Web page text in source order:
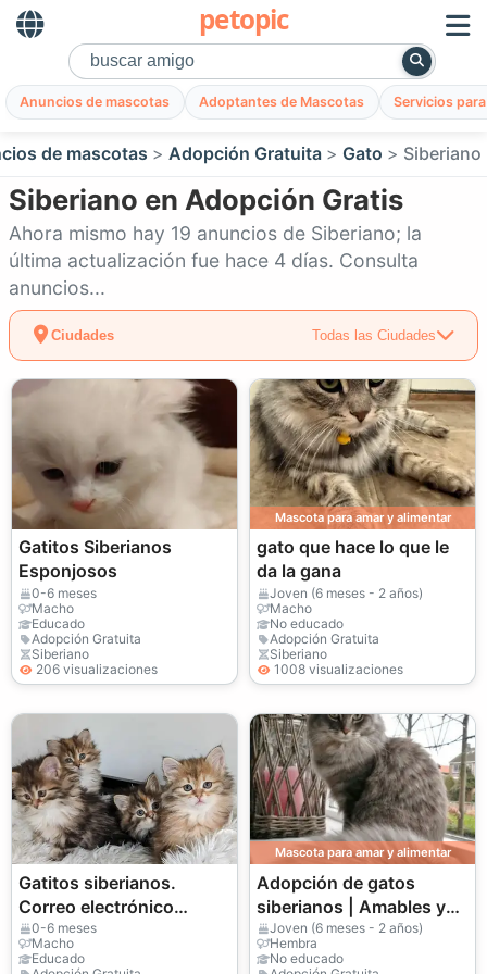
petopic
Anuncios de mascotas Adoptantes de Mascotas Servicios
de mascotas Adopción Gratuita Gato Siberiano
Siberiano en Adopción Gratis
Ahora mismo hay 19 anuncios de Siberiano; la
última actualización fue hace 4 días. Consulta
anuncios...
Ciudades Todas las Ciudades
Gatitos Siberianos
Esponjosos
0-6 meses
Macho
Educado
Adopción Gratuita
Siberiano
206 visualizaciones
Mascota para amar y alimentar
gato que hace lo que le
da la gana
Joven (6 meses - 2 años)
Macho
No educado
Adopción Gratuita
Siberiano
1008 visualizaciones
Gatitos siberianos.
Correo electrónico
(jessicabaynton2@gmail
.com)
0-6 meses
Macho
Educado
Mascota para amar y alimentar
Adopción de gatos
siberianos | Amables y
leales
Joven (6 meses - 2 años)
Hembra
No educado